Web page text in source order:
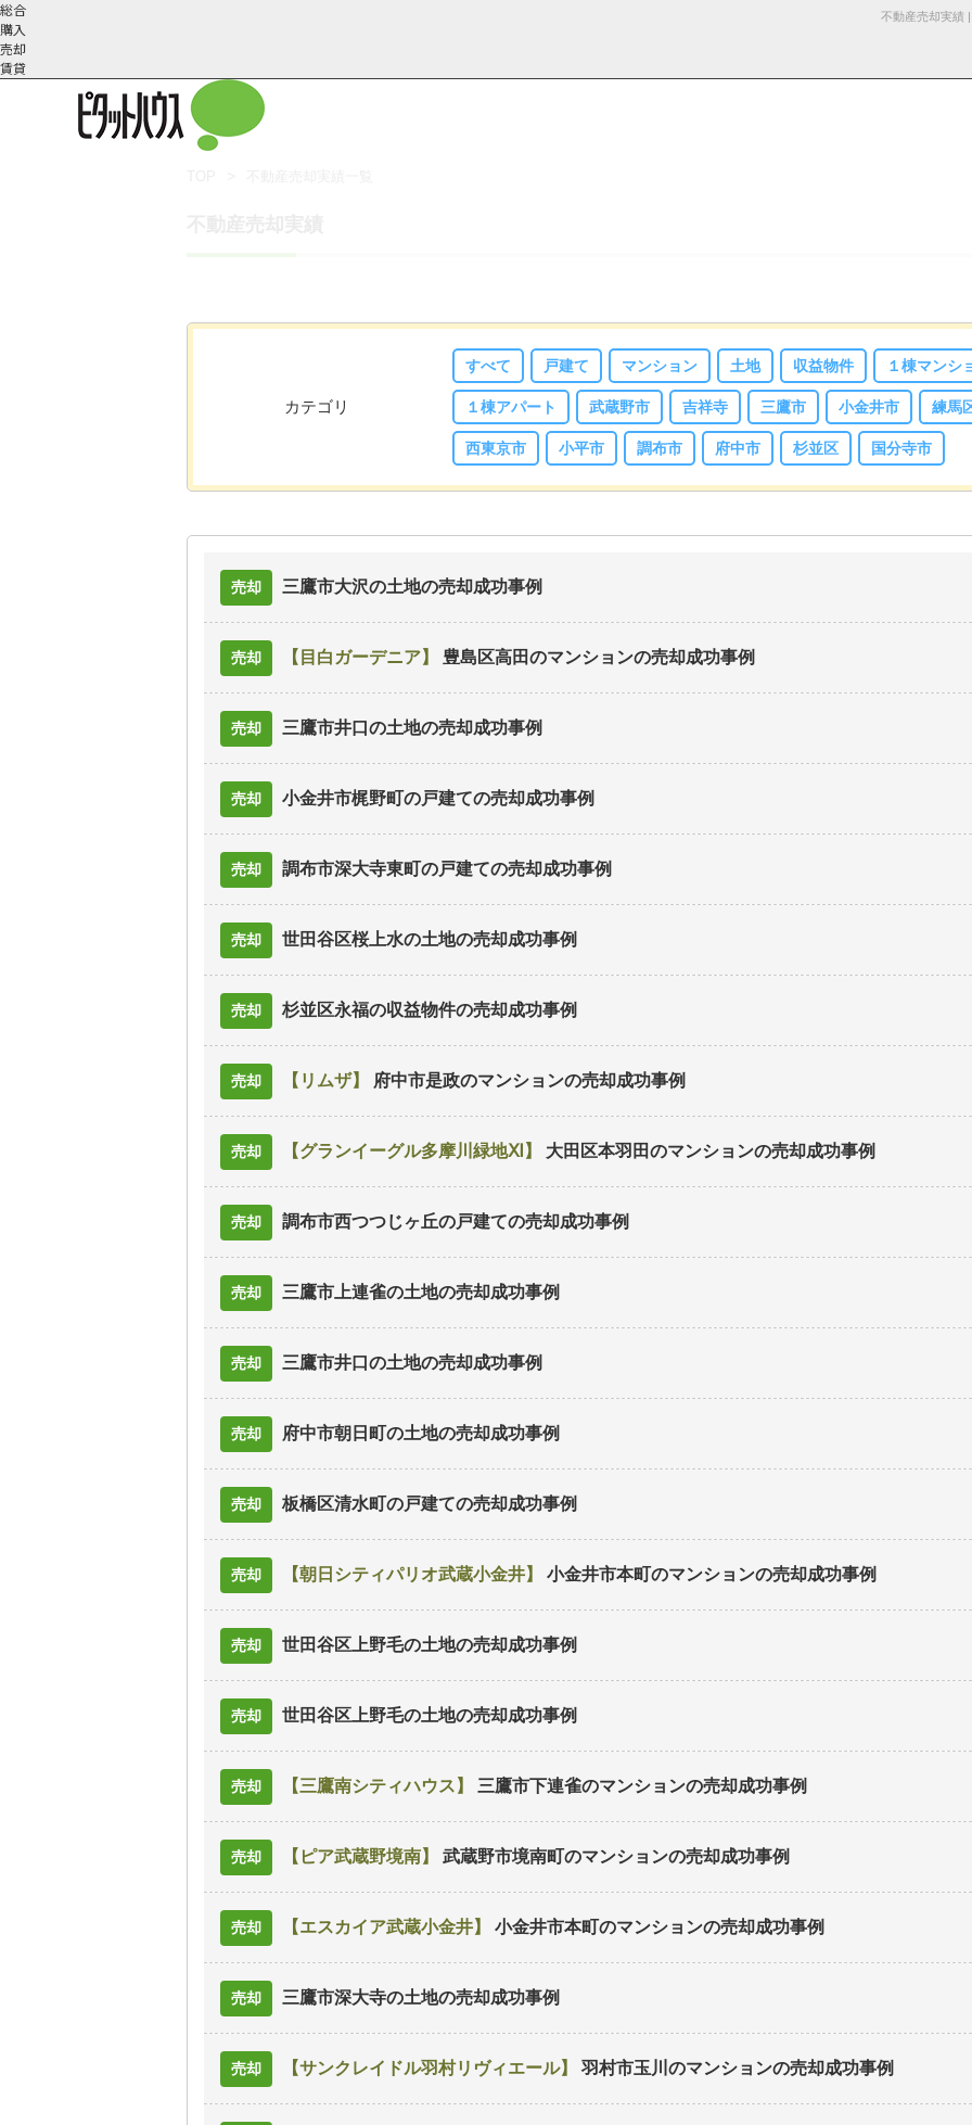
不動産売却実績
総合
購入
売却
賃貸
カテゴリ
すべて 戸建て マンション 土地 収益物件 １棟マンシ
１棟アパート 武蔵野市 吉祥寺 三鷹市 小金井市 練馬
西東京市 小平市 調布市 府中市 杉並区 国分寺市
売却 三鷹市大沢の土地の売却成功事例
売却 目白ガーデニア 豊島区高田のマンションの売却成功事例
売却 三鷹市井口の土地の売却成功事例
売却 小金井市梶野町の戸建ての売却成功事例
売却 調布市深大寺東町の戸建ての売却成功事例
売却 世田谷区桜上水の土地の売却成功事例
売却 杉並区永福の収益物件の売却成功事例
売却 リムザ 府中市是政のマンションの売却成功事例
売却 グランイーグル多摩川緑地Ⅺ 大田区本羽田のマンションの売却成功事例
売却 調布市西つつじヶ丘の戸建ての売却成功事例
売却 三鷹市上連雀の土地の売却成功事例
売却 三鷹市井口の土地の売却成功事例
売却 府中市朝日町の土地の売却成功事例
売却 板橋区清水町の戸建ての売却成功事例
売却 朝日シティパリオ武蔵小金井 小金井市本町のマンションの売却成功事例
売却 世田谷区上野毛の土地の売却成功事例
売却 世田谷区上野毛の土地の売却成功事例
売却 三鷹南シティハウス 三鷹市下連雀のマンションの売却成功事例
売却 ピア武蔵野境南 武蔵野市境南町のマンションの売却成功事例
売却 エスカイア武蔵小金井 小金井市本町のマンションの売却成功事例
売却 三鷹市深大寺の土地の売却成功事例
売却 サンクレイドル羽村リヴィエール 羽村市玉川のマンションの売却成功事例